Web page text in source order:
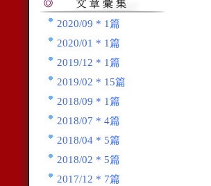
2020/09 * 1篇
2020/01 * 1篇
2019/12 * 1篇
2019/02 * 15篇
2018/09 * 1篇
2018/07 * 4篇
2018/04 * 5篇
2018/02 * 5篇
2017/12 * 7篇